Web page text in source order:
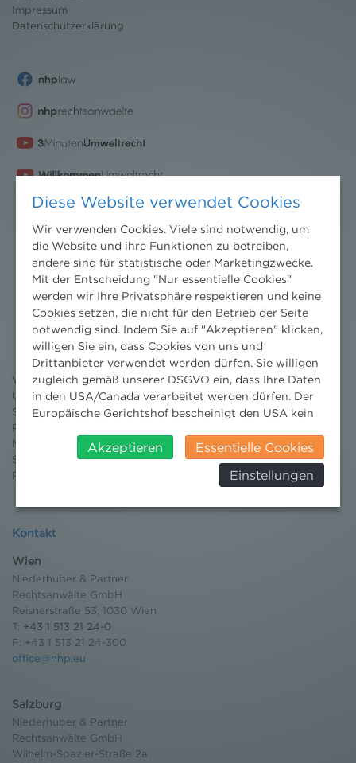
Impressum
Datenschutzerklärung
Nachrichten
News aktuell
Newsletter
3 Minuten Umweltrecht
Willkommen Umweltrecht
Umweltrechtsblog
Seminare
Publikationen
Moot Court
Stipendium
Pressebereich
Kontakt
Wien
Niederhuber & Partner
Rechtsanwälte GmbH
Reisnerstraße 53, 1030 Wien
T: +43 1 513 21 24-0
F: +43 1 513 21 24-300
office@nhp.eu
Salzburg
Niederhuber & Partner
Rechtsanwälte GmbH
Wilhelm-Spazier-Straße 2a
Diese Website verwendet Cookies
Wir verwenden Cookies. Viele sind notwendig, um
die Website und ihre Funktionen zu betreiben,
andere sind für statistische oder Marketingzwecke.
Mit der Entscheidung "Nur essentielle Cookies"
werden wir Ihre Privatsphäre respektieren und keine
Cookies setzen, die nicht für den Betrieb der Seite
notwendig sind. Indem Sie auf "Akzeptieren" klicken,
willigen Sie ein, dass Cookies von uns und
Drittanbieter verwendet werden dürfen. Sie willigen
zugleich gemäß unserer DSGVO ein, dass Ihre Daten
in den USA/Canada verarbeitet werden dürfen. Der
Europäische Gerichtshof bescheinigt den USA kein
insbesondere das Risiko, dass ihre Daten durch US-
Behörden, zu Kontroll- und zu
Überwachungszwecken, verarbeitet werden und
werden können. Zudem finden Sie am
Bildschirmrand ein Cookie-Icon wo Sie jederzeit Ihre
Weitere Infomationen finden Sie hier:
Datenschutzerklärung
Akzeptieren
Essentielle Cookies
Einstellungen